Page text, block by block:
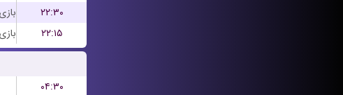
۲۲:۳۰
۲۲:۱۵
۰۴:۳۰